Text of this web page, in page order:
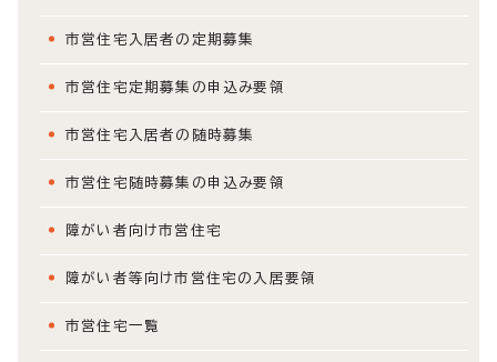
市営住宅入居者の定期募集
市営住宅定期募集の申込み要領
市営住宅入居者の随時募集
市営住宅随時募集の申込み要領
障がい者向け市営住宅
障がい者等向け市営住宅の入居要領
市営住宅一覧